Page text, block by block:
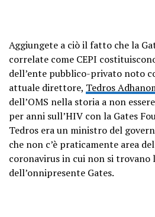
Aggiungete a ciò il fatto che la
correlate come CEPI
dell’ente pubblico-privato noto
attuale direttore, Tedros
dell’OMS nella storia a non
per anni sull’HIV con la Gates
Tedros era un ministro del
che non c’è praticamente area
coronavirus in cui non si
dell’onnipresente Gates.